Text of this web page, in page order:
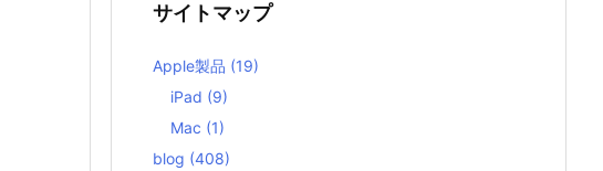
サイトマップ
Apple製品 (19)
iPad (9)
Mac (1)
blog (408)